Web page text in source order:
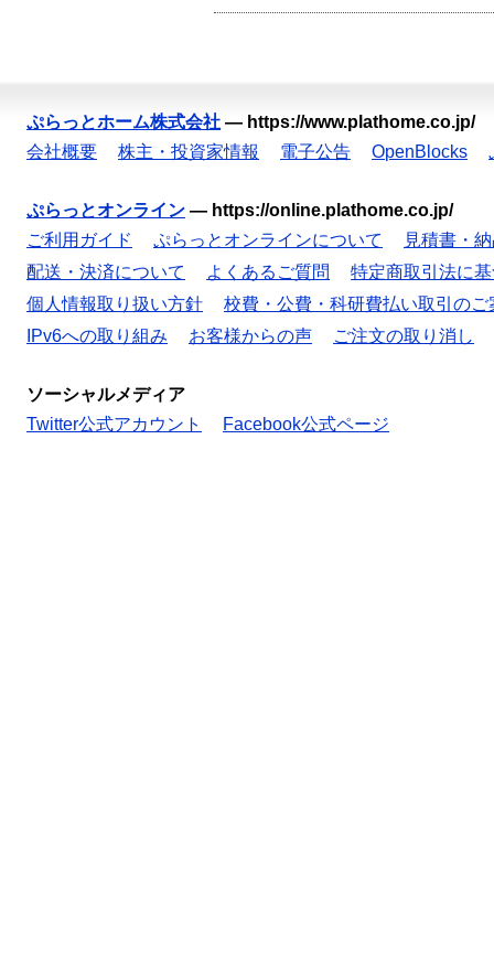
ぷらっとホーム株式会社 — https://www.plathome.co.jp/
会社概要
株主・投資家情報 電子公告 OpenBlocks
ぷらっとオンライン — https://online.plathome.co.jp/
ご利用ガイド
ぷらっとオンラインについて
見積書・
配送・決済について
よくあるご質問
特定商取引法に
個人情報取り扱い方針
校費・公費・科研費払い取引のご
IPv6への取り組み
お客様からの声 ご注文の取り消し
ソーシャルメディア
Twitter公式アカウント
Facebook公式ページ